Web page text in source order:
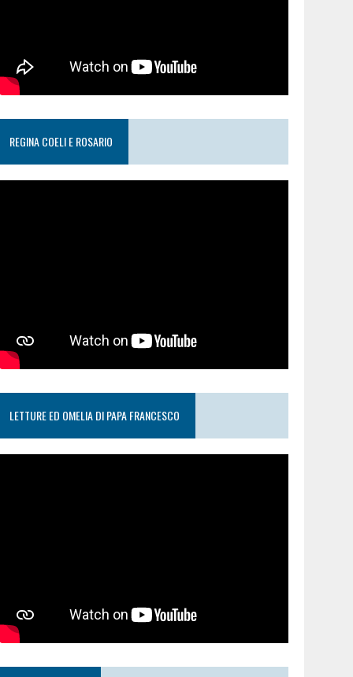
REGINA COELI E ROSARIO
LETTURE ED OMELIA DI PAPA FRANCESCO